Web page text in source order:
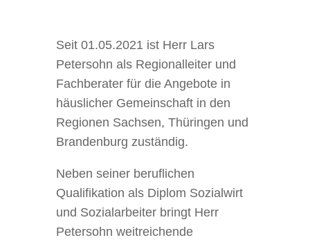
Seit 01.05.2021 ist Herr Lars
Petersohn als Regionalleiter und
Fachberater für die Angebote in
häuslicher Gemeinschaft in den
Regionen Sachsen, Thüringen und
Brandenburg zuständig.
Neben seiner beruflichen
Qualifikation als Diplom Sozialwirt
und Sozialarbeiter bringt Herr
Petersohn weitreichende